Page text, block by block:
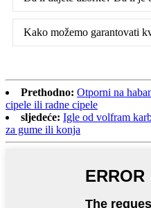
Kako možemo garantovati
Prethodno: Otporni na
cipele ili radne cipele
sljedeće: Igle od volfram
za gume ili konja